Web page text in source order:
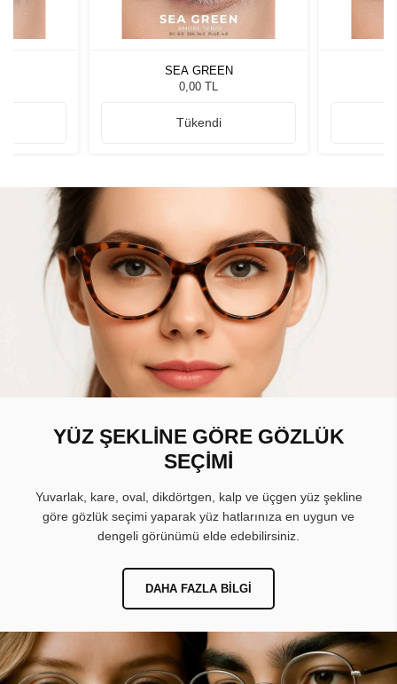
SEA GREEN
0,00 TL
Tükendi
YÜZ ŞEKLİNE GÖRE GÖZLÜK
SEÇİMİ
Yuvarlak, kare, oval, dikdörtgen, kalp ve üçgen yüz şekline
göre gözlük seçimi yaparak yüz hatlarınıza en uygun ve
dengeli görünümü elde edebilirsiniz.
DAHA FAZLA BILGI